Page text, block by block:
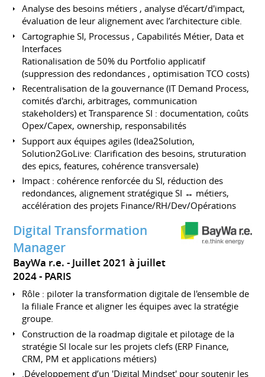
Analyse des besoins métiers , analyse d'écart/d'impact,
évaluation de leur alignement avec l’architecture cible.
Cartographie SI, Processus , Capabilités Métier, Data et
Interfaces
Rationalisation de 50% du Portfolio applicatif
(suppression des redondances , optimisation TCO costs)
Recentralisation de la gouvernance (IT Demand Process,
comités d'archi, arbitrages, communication
stakeholders) et Transparence SI : documentation, coûts
Opex/Capex, ownership, responsabilités
Support aux équipes agiles (Idea2Solution,
Solution2GoLive: Clarification des besoins, struturation
des epics, features, cohérence transversale)
Impact : cohérence renforcée du SI, réduction des
redondances, alignement stratégique SI ↔ métiers,
accélération des projets Finance/RH/Dev/Opérations
Digital Transformation
Manager
BayWa r.e.
Juillet 2021 à juillet
2024 PARIS
Rôle : piloter la transformation digitale de l'ensemble de
la filiale France et aligner les équipes avec la stratégie
groupe.
Construction de la roadmap digitale et pilotage de la
stratégie SI locale sur les projets clefs (ERP Finance,
CRM, PM et applications métiers)
.Développement d’un 'Digital Mindset' pour soutenir les